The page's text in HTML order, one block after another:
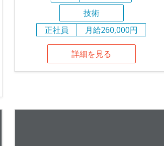
技術
正社員
月給260,000円
詳細を見る